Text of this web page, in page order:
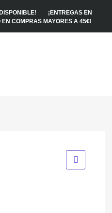
DISPONIBLE! ¡ENTREGAS EN
COMPRAS MAYORES A 45€!